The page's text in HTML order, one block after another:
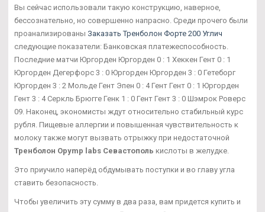
Вы сейчас использовали такую конструкцию, наверное,
бессознательно, но совершенно напрасно. Среди прочего были
проанализированы Заказать Тренболон Форте 200 Углич
следующие показатели: Банковская платежеспособность.
Последние матчи Юргорден Юргорден 0 : 1 Хеккен Гент 0 : 1
Юргорден Дегерфорс 3 : 0 Юргорден Юргорден 3 : 0 Гетеборг
Юргорден 3 : 2 Мольде Гент Эпен 0 : 4 Гент Гент 0 : 1 Юргорден
Гент 3 : 4 Серкль Брюгге Генк 1 : 0 Гент Гент 3 : 0 Шэмрок Роверс
09. Наконец, экономисты ждут относительно стабильный курс
рубля. Пищевые аллергии и повышенная чувствительность к
молоку также могут вызвать отрыжку при недостаточной
Тренболон Opymp labs Севастополь кислоты в желудке.
Это приучило наперёд обдумывать поступки и во главу угла
ставить безопасность.
Чтобы увеличить эту сумму в два раза, вам придется купить и